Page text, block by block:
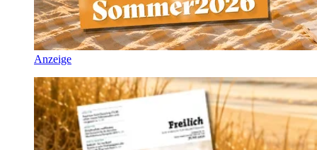
Anzeige